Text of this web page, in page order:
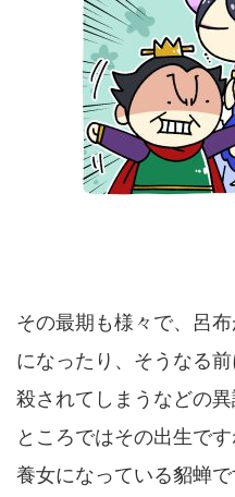
その最期も様々で、呂
になったり、そうなる
殺されてしまうなどの
ところではその出生で
養女になっている貂蝉